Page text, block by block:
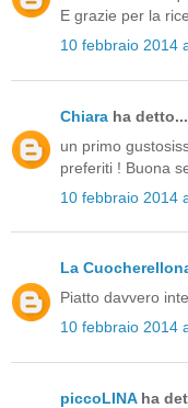
E grazie per la
10 febbraio 2014
Chiara ha detto...
un primo
preferiti ! Buona
10 febbraio 2014
La
Piatto davvero
10 febbraio 2014
piccoLINAha